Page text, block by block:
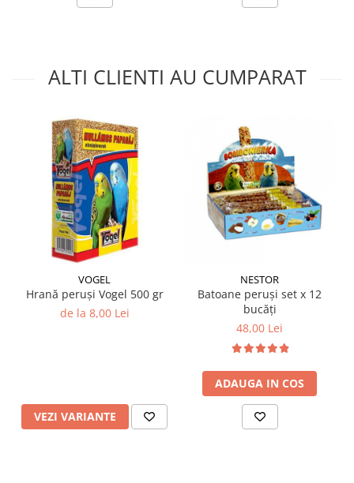
ALTI CLIENTI AU CUMPARAT
VOGEL
Hrană peruși Vogel 500 gr
de la 8,00 Lei
VEZI VARIANTE
NESTOR
Batoane peruși set x 12
bucăți
48,00 Lei
ADAUGA IN COS